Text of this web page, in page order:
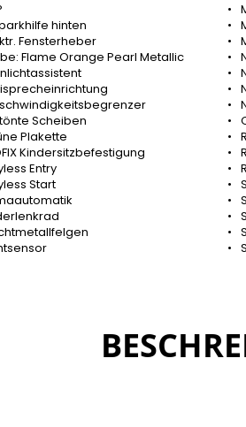
hinten
Fensterheber
Flame Orange Pearl Metallic
Scheiben
Plakette
Kindersitzbefestigung
Entry
Start